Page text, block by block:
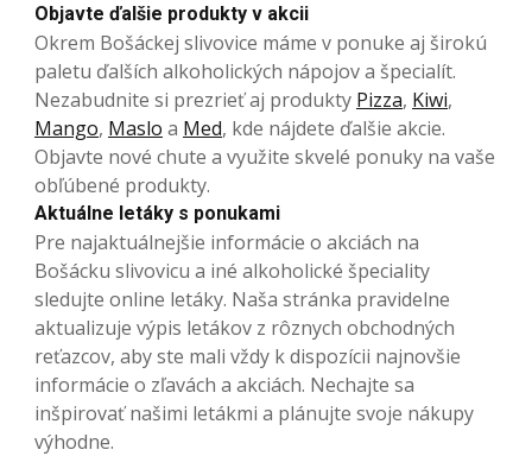
Objavte ďalšie produkty v akcii
Okrem Bošáckej slivovice máme v ponuke aj širokú
paletu ďalších alkoholických nápojov a špecialít.
Nezabudnite si prezrieť aj produkty Pizza, Kiwi,
Mango, Maslo a Med, kde nájdete ďalšie akcie.
Objavte nové chute a využite skvelé ponuky na vaše
obľúbené produkty.
Aktuálne letáky s ponukami
Pre najaktuálnejšie informácie o akciách na
Bošácku slivovicu a iné alkoholické špeciality
sledujte online letáky. Naša stránka pravidelne
aktualizuje výpis letákov z rôznych obchodných
reťazcov, aby ste mali vždy k dispozícii najnovšie
informácie o zľavách a akciách. Nechajte sa
inšpirovať našimi letákmi a plánujte svoje nákupy
výhodne.